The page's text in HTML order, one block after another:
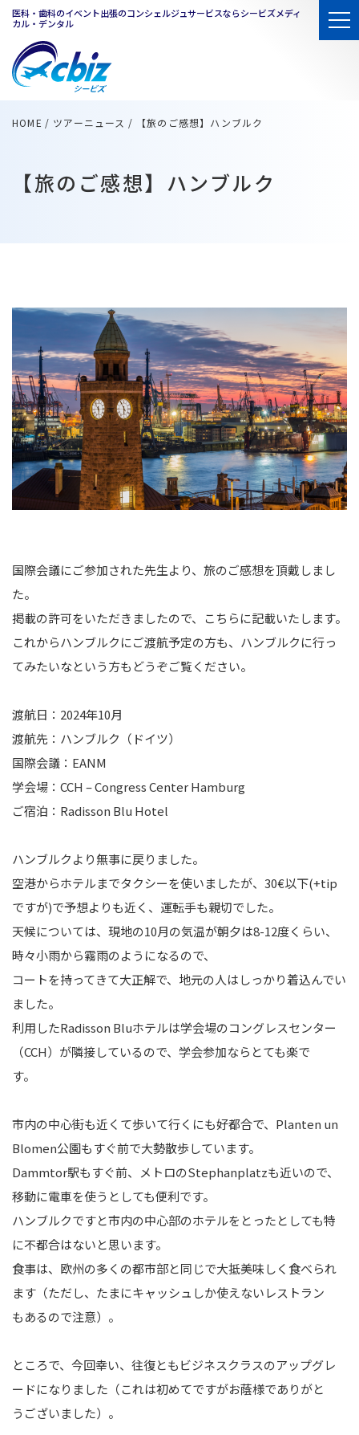
医科・歯科のイベント出張のコンシェルジュサービスならシービズメディ
カル・デンタル
HOME ツアーニュース 【旅のご感想】ハンブルク
【旅のご感想】ハンブルク
国際会議にご参加された先生より、旅のご感想を頂戴しまし
た。
掲載の許可をいただきましたので、こちらに記載いたします。
これからハンブルクにご渡航予定の方も、ハンブルクに行っ
てみたいなという方もどうぞご覧ください。
渡航日：2024年10月
渡航先：ハンブルク（ドイツ）
国際会議：EANM
学会場：CCH – Congress Center Hamburg
ご宿泊：Radisson Blu Hotel
ハンブルクより無事に戻りました。
空港からホテルまでタクシーを使いましたが、30€以下(+tip
ですが)で予想よりも近く、運転手も親切でした。
天候については、現地の10月の気温が朝夕は8-12度くらい、
時々小雨から霧雨のようになるので、
コートを持ってきて大正解で、地元の人はしっかり着込んでい
ました。
利用したRadisson Bluホテルは学会場のコングレスセンター
（CCH）が隣接しているので、学会参加ならとても楽で
す。
市内の中心街も近くて歩いて行くにも好都合で、Planten un
Blomen公園もすぐ前で大勢散歩しています。
Dammtor駅もすぐ前、メトロのStephanplatzも近いので、
移動に電車を使うとしても便利です。
ハンブルクですと市内の中心部のホテルをとったとしても特
に不都合はないと思います。
食事は、欧州の多くの都市部と同じで大抵美味しく食べられ
ます（ただし、たまにキャッシュしか使えないレストラン
もあるので注意）。
ところで、今回幸い、往復ともビジネスクラスのアップグレ
ードになりました（これは初めてですがお蔭様でありがと
うございました）。